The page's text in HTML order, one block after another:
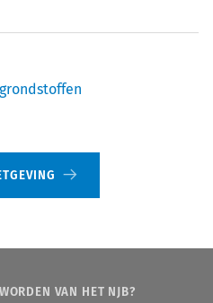
VAN HET NJB?